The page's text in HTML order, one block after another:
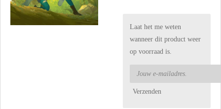
Laat het me weten
wanneer dit product weer
op voorraad is.
Verzenden